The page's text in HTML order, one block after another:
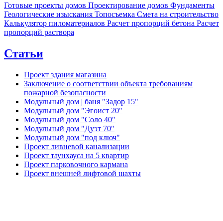
Готовые проекты домов Проектирование домов Фундаменты
Геологические изыскания Топосъемка Смета на строительство
Калькулятор пиломатериалов Расчет пропорций бетона Расчет
пропорций раствора
Статьи
Проект здания магазина
Заключение о соответствии объекта требованиям
пожарной безопасности
Модульный дом | баня "Задор 15"
Модульный дом "Эгоист 20"
Модульный дом "Соло 40"
Модульный дом "Дуэт 70"
Модульный дом "под ключ"
Проект ливневой канализации
Проект таунхауса на 5 квартир
Проект парковочного кармана
Проект внешней лифтовой шахты